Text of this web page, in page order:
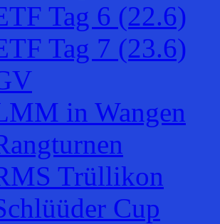
Tag 6 (22.6)
Tag 7 (23.6)
in Wangen
Trüllikon
Cup